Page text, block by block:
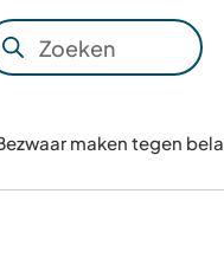
maken tegen